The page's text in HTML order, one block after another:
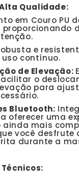
Qualidade:
em Couro PU
proporcionando
e
contínuo.
de Elevação:
o
para
Bluetooth:
oferecer uma
ainda mais
você desfrute
durante a